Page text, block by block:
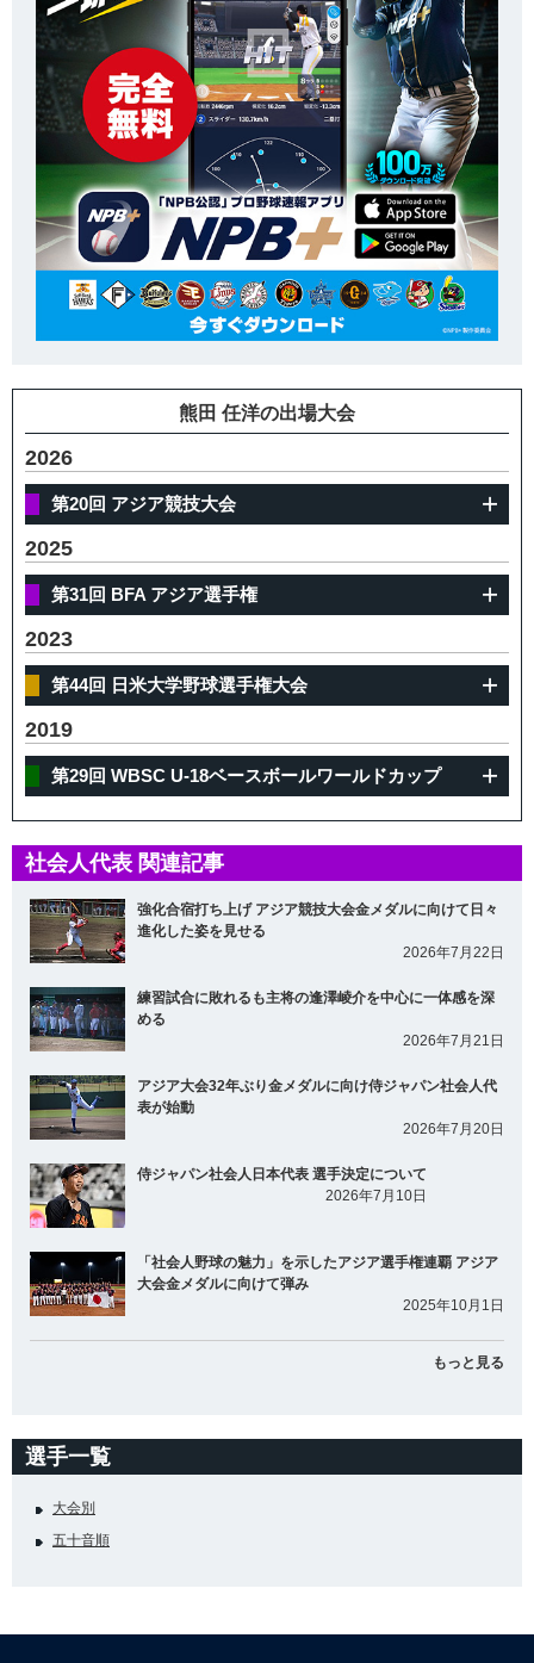
熊田 任洋の出場大会
2026
第20回 アジア競技大会
2025
第31回 BFA アジア選手権
2023
第44回 日米大学野球選手権大会
2019
第29回 WBSC U-18ベースボールワールドカップ
社会人代表 関連記事
強化合宿打ち上げ アジア競技大会金メダルに向けて日々
進化した姿を見せる
2026年7月22日
練習試合に敗れるも主将の逢澤崚介を中心に一体感を深
める
2026年7月21日
アジア大会32年ぶり金メダルに向け侍ジャパン社会人代
表が始動
2026年7月20日
侍ジャパン社会人日本代表 選手決定について
2026年7月10日
「社会人野球の魅力」を示したアジア選手権連覇 アジア
大会金メダルに向けて弾み
2025年10月1日
もっと見る
選手一覧
大会別
五十音順